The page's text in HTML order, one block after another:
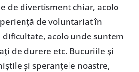
de divertisment chiar, acolo
de voluntariat în
dificultate, acolo unde suntem
de durere etc. Bucuriile și
și speranțele noastre,